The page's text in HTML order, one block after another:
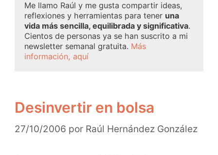
Me llamo Raúl y me gusta compartir ideas,
reflexiones y herramientas para tener una
vida más sencilla, equilibrada y significativa.
Cientos de personas ya se han suscrito a mi
newsletter semanal gratuita. Más
información, aquí
Desinvertir en bolsa
27/10/2006 por Raúl Hernández González